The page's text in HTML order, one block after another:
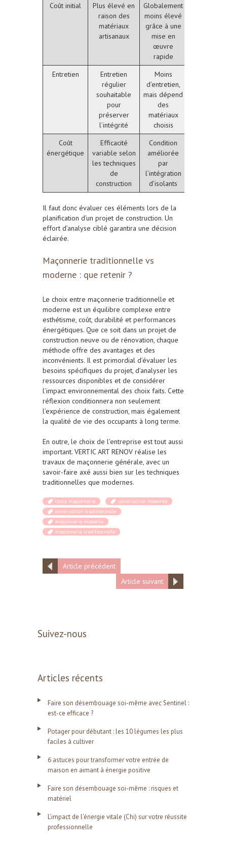
Coût initial
Plus élevé en
raison des
matériaux
artisanaux
Globalement
moins élevé
grâce à une
mise en
œuvre
rapide
Entretien
Entretien
régulier
souhaitable
pour
préserver
l’intégrité
Moins
d’entretien,
mais dépend
des
matériaux
choisis
Coût
énergétique
Efficacité
variable selon
les techniques
de
construction
Condition
améliorée
par
l’intégration
d’isolants
Il faut donc évaluer ces éléments lors de la
planification d’un projet de construction. Un
effort d’analyse ciblé garantira une décision
éclairée.
Maçonnerie traditionnelle vs
moderne : que retenir ?
Le choix entre maçonnerie traditionnelle et
moderne est un équilibre complexe entre
esthétisme, coût, durabilité et performances
énergétiques. Que ce soit dans un projet de
construction neuve ou de rénovation, chaque
méthode offre des avantages et des
inconvénients. Il est primordial d’évaluer les
besoins spécifiques du projet, d’analyser les
ressources disponibles et de considérer
l’impact environnemental des choix faits. Cette
réflexion conditionnera non seulement
l’expérience de construction, mais également
la qualité de vie des occupants à long terme.
En outre, le choix de l’entreprise est tout aussi
important. VERTIC ART RENOV réalise les
travaux de maçonnerie générale, avec un
savoir-faire axé aussi bien sur les techniques
traditionnelles que modernes.
choix maçonnerie
construction moderne
construction traditionnelle
maçonnerie moderne
maçonnerie traditionnelle
Article précédent
Article suivant
Suivez-nous
Articles récents
Faire son désembouage soi-même avec Sentinel :
est-ce efficace ?
Potager pour débutant : les 10 légumes les plus
faciles à cultiver
6 astuces pour transformer votre entrée de
maison en aimant à énergie positive
Faire son désembouage soi-même : risques et
matériel
L’impact de l’énergie vitale (Chi) sur votre réussite
professionnelle